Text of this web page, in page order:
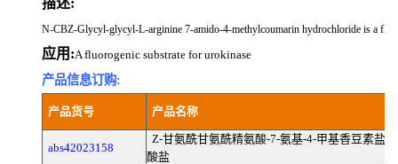
N-CBZ-Glycyl-glycyl-L-arginine 7-amido-4-methylcoumarin hydrochloride is a
应用:A fluorogenic substrate for urokinase
产品信息订购:
产品货号 产品名称
abs42023158
Z-甘氨酰甘氨酰精氨酸-7-氨基-4-甲基香豆素盐
酸盐